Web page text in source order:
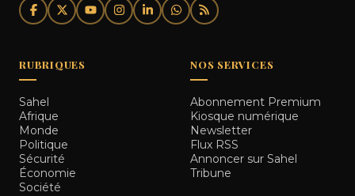
RUBRIQUES
Sahel
Afrique
Monde
Politique
Sécurité
Économie
Société
NOS SERVICES
Abonnement Premium
Kiosque numérique
Newsletter
Flux RSS
Annoncer sur Sahel
Tribune